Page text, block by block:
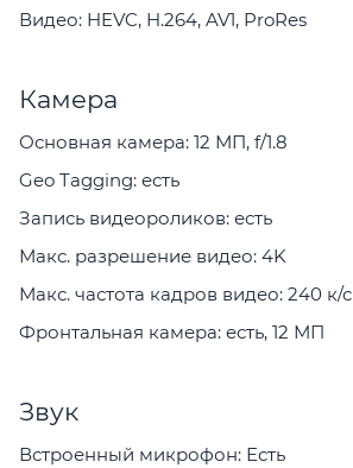
Видео: HEVC, H.264, AV1, ProRes
Камера
Основная камера: 12 МП, f/1.8
Geo Tagging: есть
Запись видеороликов: есть
Макс. разрешение видео: 4K
Макс. частота кадров видео: 240 к/с
Фронтальная камера: есть, 12 МП
Звук
Встроенный микрофон: Есть